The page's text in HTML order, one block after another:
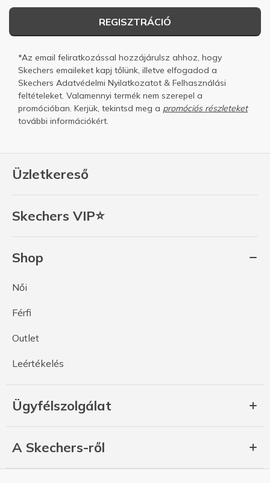
Üzletkereső
Skechers VIP⭐
Shop
Női
Férfi
Outlet
Leértékelés
Ügyfélszolgálat
A Skechers-ről
REGISZTRÁCIÓ
*Az email feliratkozással hozzájárulsz ahhoz, hogy
Skechers emaileket kapj tőlünk, illetve elfogadod a
Skechers Adatvédelmi Nyilatkozatot & Felhasználási
feltételeket. Valamennyi termék nem szerepel a
promócióban. Kerjük, tekintsd meg a promóciós részleteket
további információkért.